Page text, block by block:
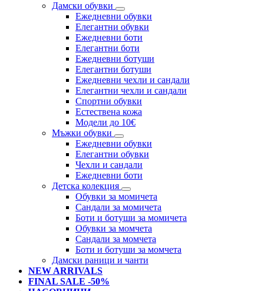
Дамски обувки
Eжедневни обувки
Eлегантни обувки
Eжедневни боти
Eлегантни боти
Eжедневни ботуши
Eлегантни ботуши
Ежедневни чехли и сандали
Елегантни чехли и сандали
Спортни обувки
Естествена кожа
Модели до 10€
Мъжки обувки
Ежедневни обувки
Елегантни обувки
Чехли и сандали
Ежедневни боти
Детска колекция
Обувки за момичета
Сандали за момичета
Боти и ботуши за момичета
Обувки за момчета
Сандали за момчета
Боти и ботуши за момчета
Дамски раници и чанти
NEW ARRIVALS
FINAL SALE -50%